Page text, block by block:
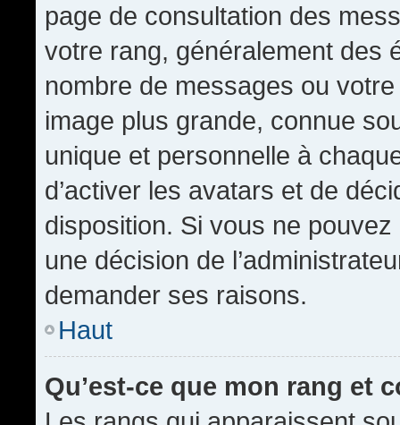
page de consultation des
votre rang, généralement des
nombre de messages ou
image plus grande, connue
unique et personnelle à
d’activer les avatars et de
disposition. Si vous ne pouvez
une décision de
demander ses raisons.
Haut
Qu’est-ce que mon rang et